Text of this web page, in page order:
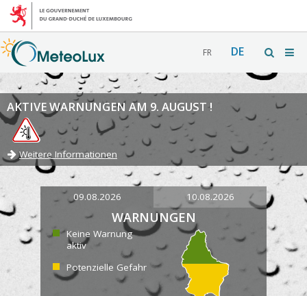
FR DE
AKTIVE WARNUNGEN AM 9. AUGUST !
Weitere Informationen
09.08.2026 10.08.2026
WARNUNGEN
Keine Warnung
aktiv
Potenzielle Gefahr